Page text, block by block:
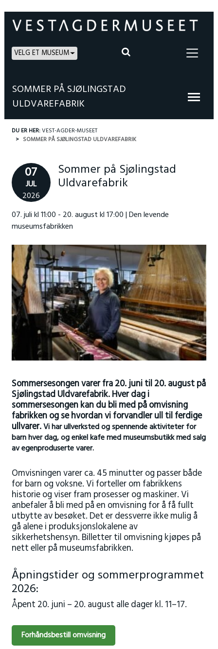
VELG ET MUSEUM
SOMMER PÅ SJØLINGSTAD
ULDVAREFABRIK
DU ER HER:VEST-AGDER-MUSEET
SOMMER PÅ SJØLINGSTAD ULDVAREFABRIK
07
JUL
2026
Sommer på Sjølingstad
Uldvarefabrik
07. juli kl 11:00 - 20. august kl 17:00 | Den levende
museumsfabrikken
Sommersesongen varer fra 20. juni til 20. august på
Sjølingstad Uldvarefabrik. Hver dag i
sommersesongen kan du bli med på omvisning
fabrikken og se hvordan vi forvandler ull til ferdige
ullvarer.Vi har ullverksted og spennende aktiviteter for
barn hver dag, og enkel kafe med museumsbutikk med salg
av egenproduserte varer.
Omvisningen varer ca. 45 minutter og passer både
for barn og voksne. Vi forteller om fabrikkens
historie og viser fram prosesser og maskiner. Vi
anbefaler å bli med på en omvisning for å få fullt
utbytte av besøket. Det er dessverre ikke mulig å
gå alene i produksjonslokalene av
sikkerhetshensyn. Billetter til omvisning kjøpes på
nett eller på museumsfabrikken.
Åpningstider og sommerprogrammet
2026:
Åpent 20. juni – 20. august alle dager kl. 11–17.
Forhåndsbestill omvisning